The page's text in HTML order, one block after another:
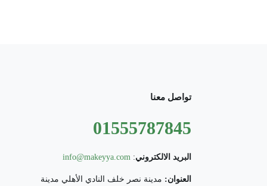
تواصل معنا
01555787845
البريد الالكتروني:
info@makeyya.com
العنوان: مدينة نصر خلف النادي الأهلي مدينة